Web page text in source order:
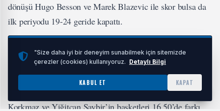
dönüşü Hugo Besson ve Marek Blazevic ile skor bulsa da
ilk periyodu 19-24 geride kapattı.
Karşılıklı sayılarla başlayan ikinci periyodun başında
Jordan Floyd ve Lynn Kidd ile sayılar bulan TOFAŞ
Basketbol Takımı, 13. dakikada durumu 25-27 yaparken,
Tolga Geçim’in üçlüğü sonrası, Marek Blazevic, Furkan
Korkmaz ve Yiğitcan Saybir’in basketleri 16.50’de farkı
"Size daha iyi bir deneyim sunabilmek için sitemizde
çerezler (cookies) kullanıyoruz. Detaylı Bilgi
KABUL ET KAPAT